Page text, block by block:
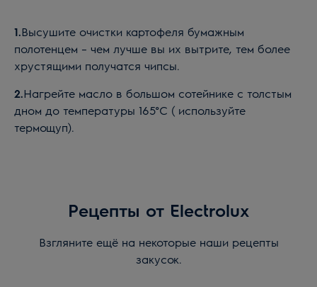
1.Высушите очистки картофеля бумажным
полотенцем – чем лучше вы их вытрите, тем более
хрустящими получатся чипсы.
2.Нагрейте масло в большом сотейнике с толстым
дном до температуры 165°C ( используйте
термощуп).
Рецепты от Electrolux
Взгляните ещё на некоторые наши рецепты
закусок.